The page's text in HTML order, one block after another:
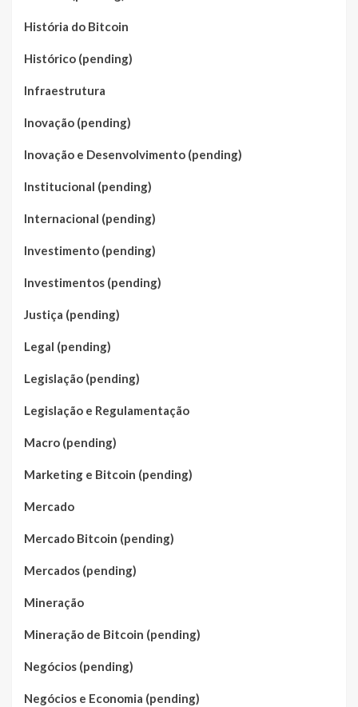
História do Bitcoin
Histórico (pending)
Infraestrutura
Inovação (pending)
Inovação e Desenvolvimento (pending)
Institucional (pending)
Internacional (pending)
Investimento (pending)
Investimentos (pending)
Justiça (pending)
Legal (pending)
Legislação (pending)
Legislação e Regulamentação
Macro (pending)
Marketing e Bitcoin (pending)
Mercado
Mercado Bitcoin (pending)
Mercados (pending)
Mineração
Mineração de Bitcoin (pending)
Negócios (pending)
Negócios e Economia (pending)